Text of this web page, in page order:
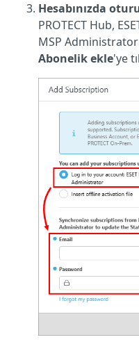
Hesabınızda
PROTECT Hub,
MSP
Abonelik ekle'ye